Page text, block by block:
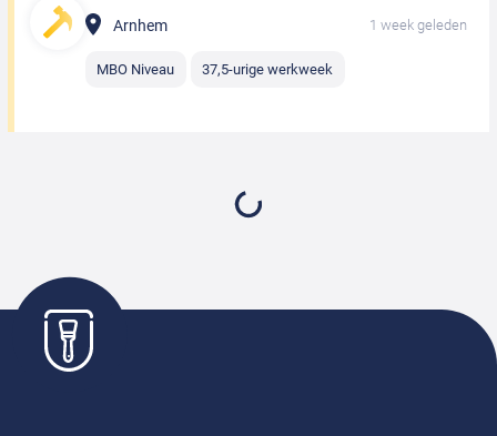
Arnhem 1 week geleden
MBO Niveau 37,5-urige werkweek